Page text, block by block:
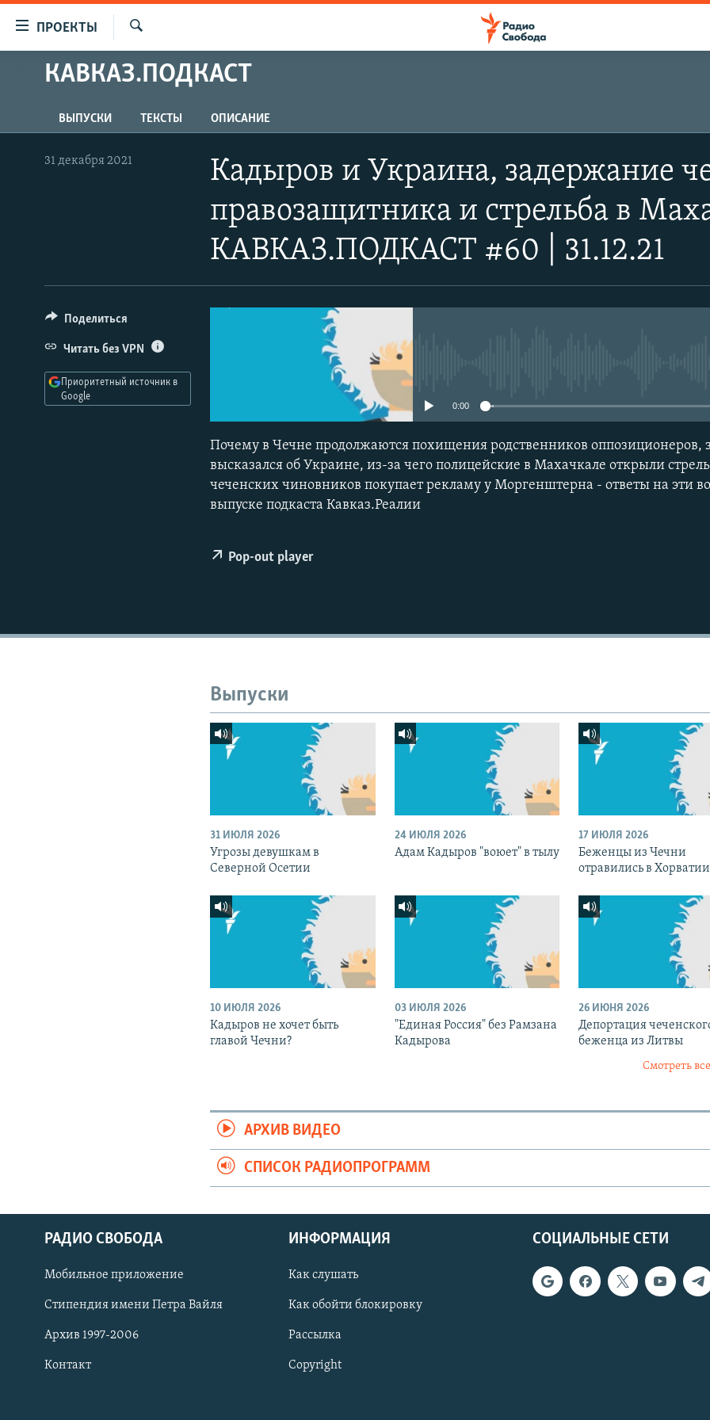
упрощенного
Вернуться
к
основному
ПРОЕКТЫ
ПРОГРАММЫ
АВТОРСКИЕ ПРОЕКТЫ
ЦИТАТЫ СВОБОДЫ
СИБИРЬ.РЕАЛИИ
РАСПИСАНИЕ ВЕЩАНИЯ
ПОДПИШИТЕСЬ НА РАССЫЛКУ
СОЦИАЛЬНЫЕ СЕТИ
КАВКАЗ.ПОДКАСТ
Apple Podcasts
SoundCloud
Spotify
ВЫПУСКИ ТЕКСТЫ ОПИСАНИЕ
Кадыров и Украина, задержание
правозащитника и стрельба в
КАВКАЗ.ПОДКАСТ #60 | 31.12.21
31 декабря 2021
0:00
Почему в Чечне продолжаются похищения родственников оппозиционеров,
высказался об Украине, из-за чего полицейские в Махачкале открыли
чеченских чиновников покупает рекламу у Моргенштерна - ответы на эти
выпуске подкаста Кавказ.Реалии
Pop-out player
Поделиться
Читать без VPN
Приоритетный источник в
Google
Выпуски
31 ИЮЛЯ 2026
Угрозы девушкам в
Северной Осетии
24 ИЮЛЯ 2026
Адам Кадыров "воюет" в тылу
17 ИЮЛЯ 2026
Беженцы из Чечни
отравились в Хорватии
10 ИЮЛЯ 2026
Кадыров не хочет быть
главой Чечни?
03 ИЮЛЯ 2026
"Единая Россия" без Рамзана
Кадырова
26 ИЮНЯ 2026
Депортация
беженца из Литвы
Смотреть
АРХИВ ВИДЕО
СПИСОК РАДИОПРОГРАММ
СОЦИАЛЬНЫЕ СЕТИ
РАДИО СВОБОДА
Мобильное приложение
Стипендия имени Петра Вайля
Архив 1997-2006
Контакт
ИНФОРМАЦИЯ
Как слушать
Как обойти блокировку
Рассылка
Copyright